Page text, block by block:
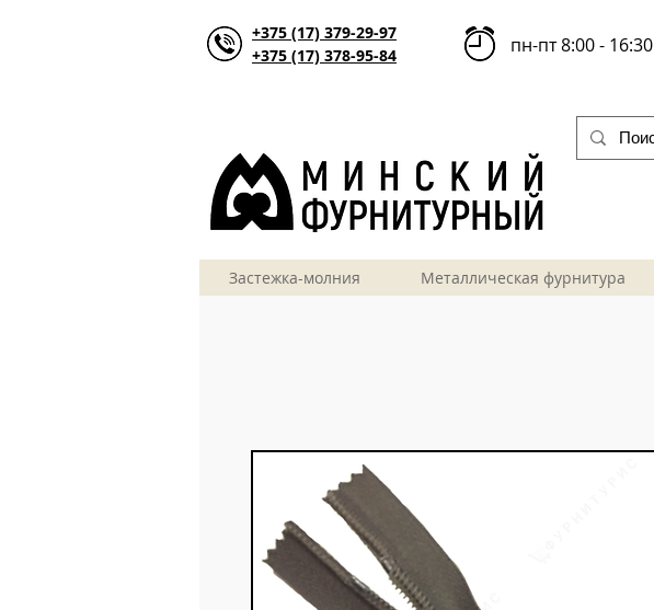
+375 (17) 378-95-84 пн-пт 8:00 - 16:30
+375 (17) 379-29-97
Застежка-молния Металлическая фурнитура